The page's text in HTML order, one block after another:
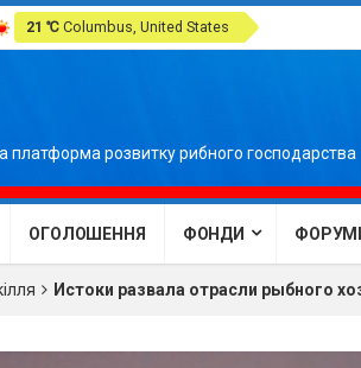
21 ℃ Columbus, United States
платформа розвитку рибного господарства
ОГОЛОШЕННЯ ФОНДИ
Истоки развала отрасли рыбного